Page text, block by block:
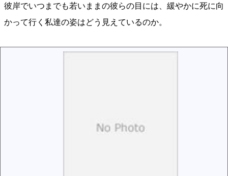
彼岸でいつまでも若いままの彼らの目には、緩やかに死に向
かって行く私達の姿はどう見えているのか。